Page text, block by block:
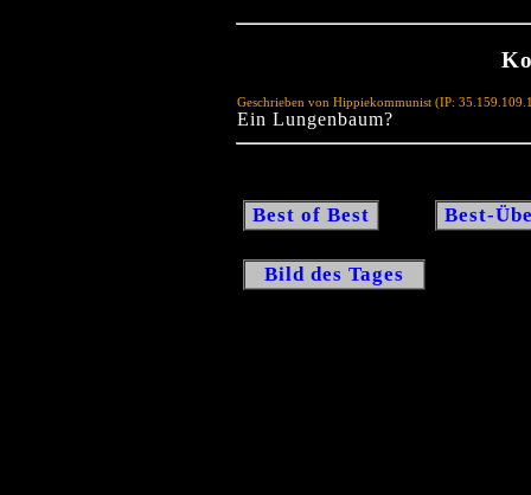
Geschrieben von Hippiekommunist (IP:
Ein Lungenbaum?
Best of Best Best-
Bild des Tages